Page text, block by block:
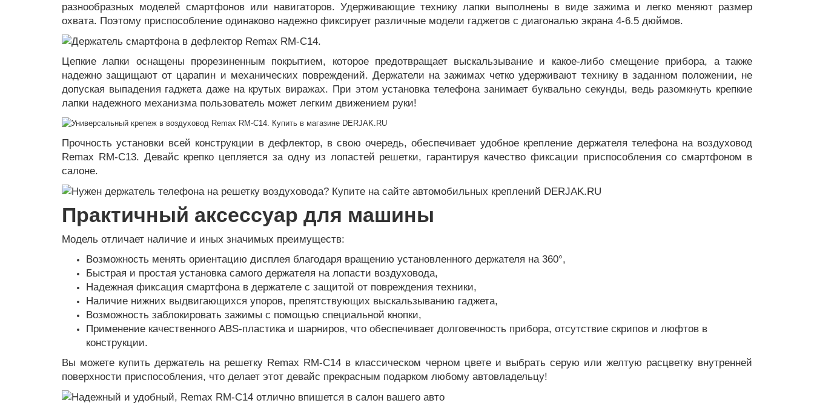
разнообразных моделей смартфонов или навигаторов. Удерживающие технику лапки выполнены в виде зажима и легко меняют размер
охвата. Поэтому приспособление одинаково надежно фиксирует различные модели гаджетов с диагональю экрана 4-6.5 дюймов.
Цепкие лапки оснащены прорезиненным покрытием, которое предотвращает выскальзывание и какое-либо смещение прибора, а также
надежно защищают от царапин и механических повреждений. Держатели на зажимах четко удерживают технику в заданном положении, не
допуская выпадения гаджета даже на крутых виражах. При этом установка телефона занимает буквально секунды, ведь разомкнуть крепкие
лапки надежного механизма пользователь может легким движением руки!
Прочность установки всей конструкции в дефлектор, в свою очередь, обеспечивает удобное крепление держателя телефона на воздуховод
Remax RM-С13. Девайс крепко цепляется за одну из лопастей решетки, гарантируя качество фиксации приспособления со смартфоном в
салоне.
Практичный аксессуар для машины
Модель отличает наличие и иных значимых преимуществ:
Возможность менять ориентацию дисплея благодаря вращению установленного держателя на 360°,
Быстрая и простая установка самого держателя на лопасти воздуховода,
Надежная фиксация смартфона в держателе с защитой от повреждения техники,
Наличие нижних выдвигающихся упоров, препятствующих выскальзыванию гаджета,
Возможность заблокировать зажимы с помощью специальной кнопки,
Применение качественного ABS-пластика и шарниров, что обеспечивает долговечность прибора, отсутствие скрипов и люфтов в
конструкции.
Вы можете купить держатель на решетку Remax RM-С14 в классическом черном цвете и выбрать серую или желтую расцветку внутренней
поверхности приспособления, что делает этот девайс прекрасным подарком любому автовладельцу!